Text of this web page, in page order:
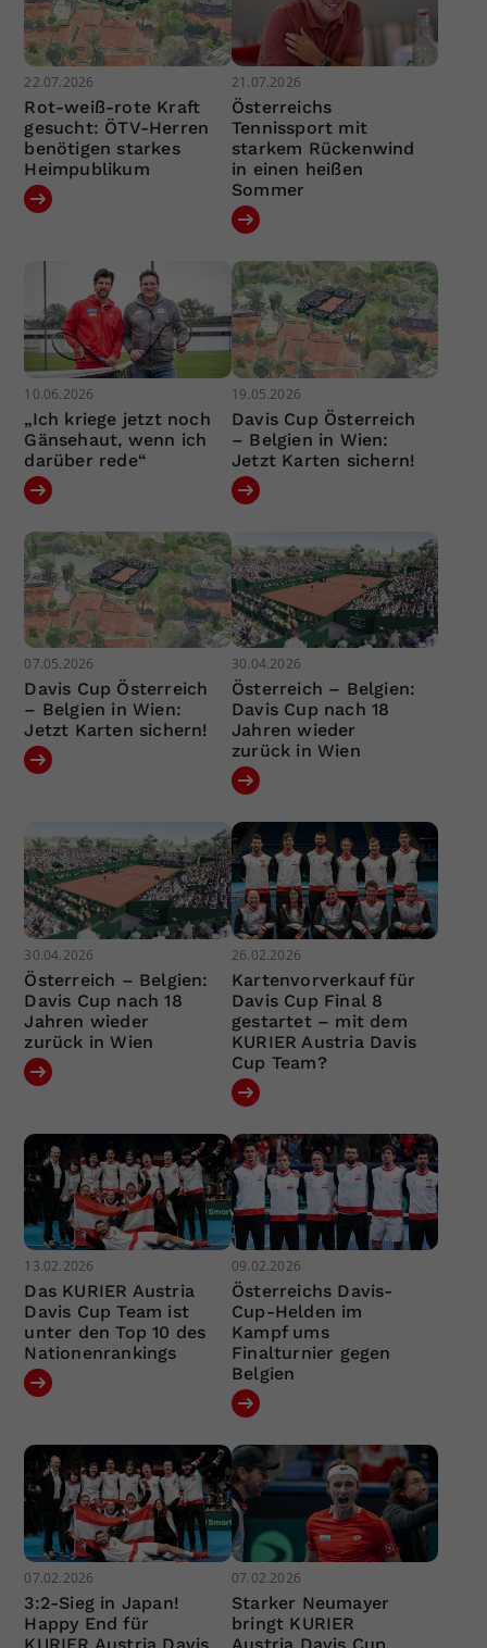
22.07.2026
Rot-weiß-rote Kraft
gesucht: ÖTV-Herren
benötigen starkes
Heimpublikum
21.07.2026
Österreichs
Tennissport mit
starkem Rückenwind
in einen heißen
Sommer
10.06.2026
„Ich kriege jetzt noch
Gänsehaut, wenn ich
darüber rede“
19.05.2026
Davis Cup Österreich
– Belgien in Wien:
Jetzt Karten sichern!
07.05.2026
Davis Cup Österreich
– Belgien in Wien:
Jetzt Karten sichern!
30.04.2026
Österreich – Belgien:
Davis Cup nach 18
Jahren wieder
zurück in Wien
30.04.2026
Österreich – Belgien:
Davis Cup nach 18
Jahren wieder
zurück in Wien
26.02.2026
Kartenvorverkauf für
Davis Cup Final 8
gestartet – mit dem
KURIER Austria Davis
Cup Team?
13.02.2026
Das KURIER Austria
Davis Cup Team ist
unter den Top 10 des
Nationenrankings
09.02.2026
Österreichs Davis-
Cup-Helden im
Kampf ums
Finalturnier gegen
Belgien
07.02.2026
3:2-Sieg in Japan!
Happy End für
07.02.2026
Starker Neumayer
bringt KURIER